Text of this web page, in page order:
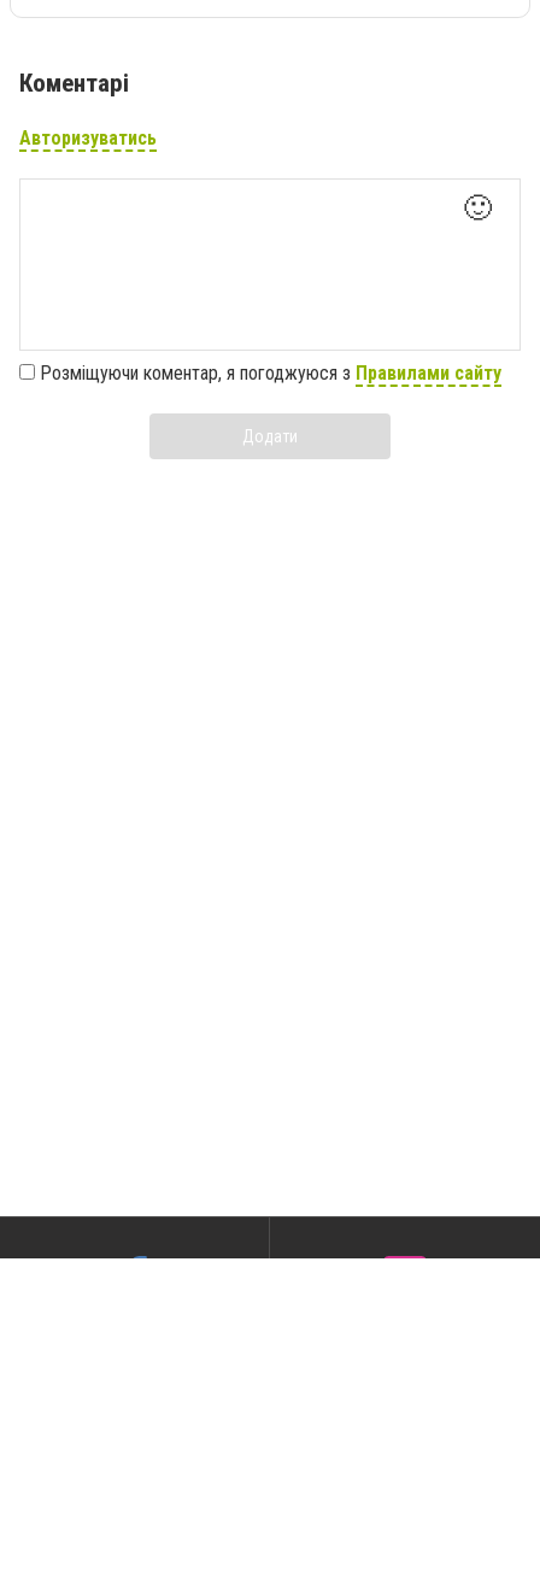
Коментарі
Авторизуватись
🙂
Розміщуючи коментар, я погоджуюся з Правилами сайту
Додати